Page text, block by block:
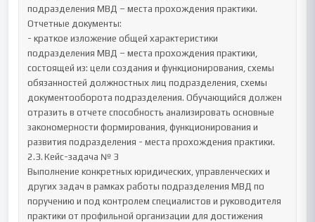
подразделения МВД – места прохождения практики.
Отчетные документы:
- краткое изложение общей характеристики
подразделения МВД – места прохождения практики,
состоящей из: цели создания и функционирования, схемы
обязанностей должностных лиц подразделения, схемы
документооборота подразделения. Обучающийся должен
отразить в отчете способность анализировать основные
закономерности формирования, функционирования и
развития подразделения - места прохождения практики.
2.3.	Кейс-задача № 3
Выполнение конкретных юридических, управленческих и
других задач в рамках работы подразделения МВД по
поручению и под контролем специалистов и руководителя
практики от профильной организации для достижения